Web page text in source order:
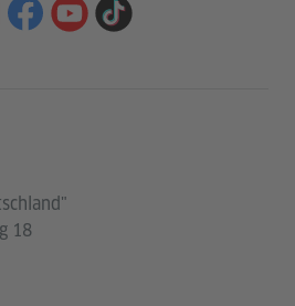
18